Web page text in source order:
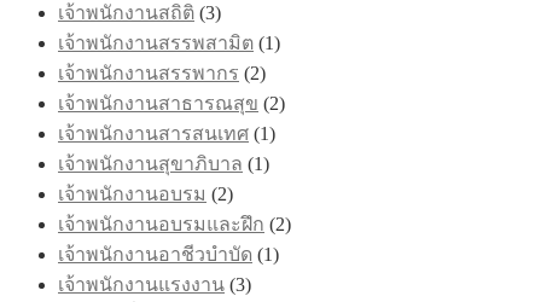
เจ้าพนักงานสถิติ (3)
เจ้าพนักงานสรรพสามิต (1)
เจ้าพนักงานสรรพากร (2)
เจ้าพนักงานสาธารณสุข (2)
เจ้าพนักงานสารสนเทศ (1)
เจ้าพนักงานสุขาภิบาล (1)
เจ้าพนักงานอบรม (2)
เจ้าพนักงานอบรมและฝึก (2)
เจ้าพนักงานอาชีวบำบัด (1)
เจ้าพนักงานแรงงาน (3)